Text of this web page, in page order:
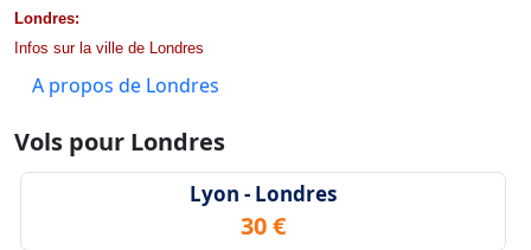
Londres:
Infos sur la ville de Londres
A propos de Londres
Vols pour Londres
Lyon - Londres
30 €